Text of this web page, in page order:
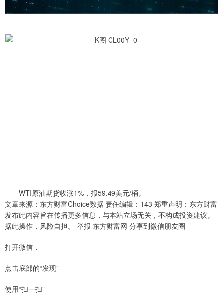
WTI原油期货收涨1%，报59.49美元/桶。
文章来源：东方财富Choice数据 责任编辑：143 郑重声明：东方财富
发布此内容旨在传播更多信息，与本站立场无关，不构成投资建议。
据此操作，风险自担。 举报 东方财富网 分享到微信朋友圈
打开微信，
点击底部的“发现”
使用“扫一扫”